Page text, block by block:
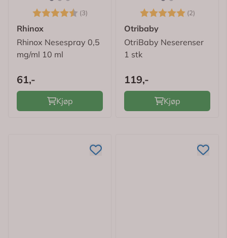
Karakter: (3)
4.7 av 5 mulige
Rhinox
Rhinox Nesespray 0,5
mg/ml 10 ml
61,-
Kjøp
Karakter: (2)
Otribaby
OtriBaby Neserenser
1 stk
119,-
Kjøp